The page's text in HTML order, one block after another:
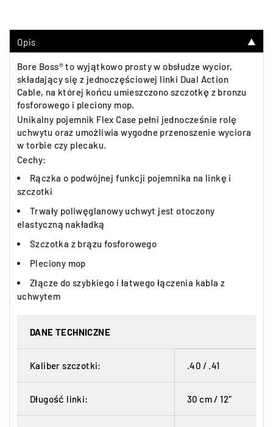
Opis ▼
Bore Boss® to wyjątkowo prosty w obsłudze wycior,
składający się z jednoczęściowej linki Dual Action
Cable, na której końcu umieszczono szczotkę z bronzu
fosforowego i pleciony mop.
Unikalny pojemnik Flex Case pełni jednocześnie rolę
uchwytu oraz umożliwia wygodne przenoszenie wyciora
w torbie czy plecaku.
Cechy:
Rączka o podwójnej funkcji pojemnika na linkę i
szczotki
Trwały poliwęglanowy uchwyt jest otoczony
elastyczną nakładką
Szczotka z brązu fosforowego
Pleciony mop
Złącze do szybkiego i łatwego łączenia kabla z
uchwytem
DANE TECHNICZNE
Kaliber szczotki: .40 / .41
Długość linki: 30 cm / 12″